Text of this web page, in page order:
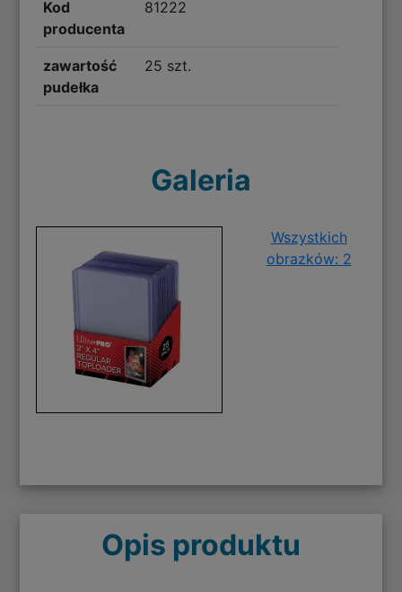
Kod
producenta
81222
zawartość
pudełka
25 szt.
Galeria
Wszystkich
obrazków: 2
Opis produktu